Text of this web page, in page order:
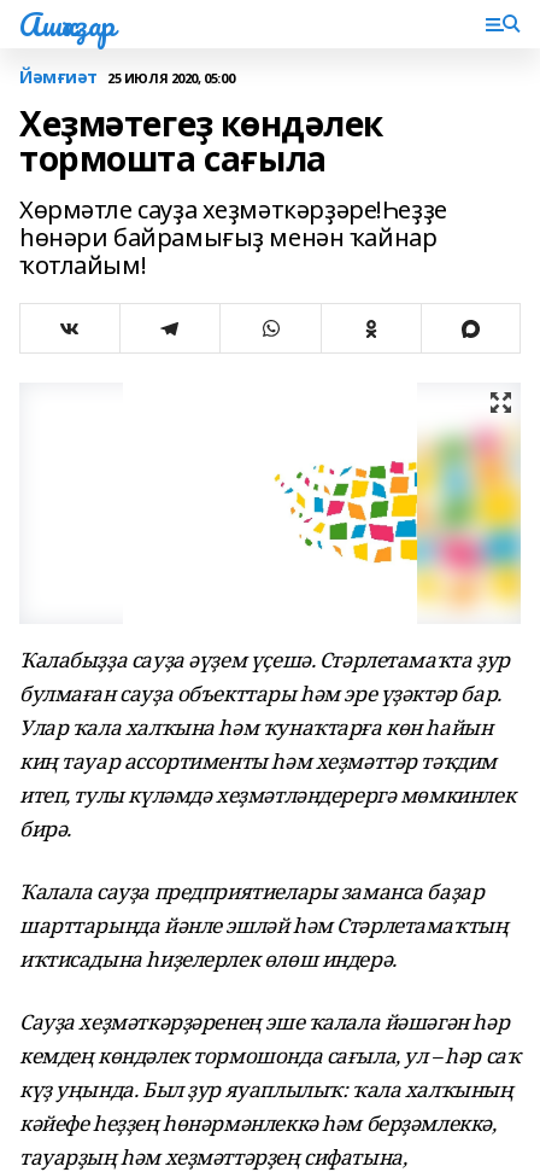
Ашҡаҙар
Йәмғиәт 25 ИЮЛЯ 2020, 05:00
Хеҙмәтегеҙ көндәлек
тормошта сағыла
Хөрмәтле сауҙа хеҙмәткәрҙәре!Һеҙҙе
һөнәри байрамығыҙ менән ҡайнар
ҡотлайым!
Ҡалабыҙҙа сауҙа әүҙем үҫешә. Стәрлетамаҡта ҙур
булмаған сауҙа объекттары һәм эре үҙәктәр бар.
Улар ҡала халҡына һәм ҡунаҡтарға көн һайын
киң тауар ассортименты һәм хеҙмәттәр тәҡдим
итеп, тулы күләмдә хеҙмәтләндерергә мөмкинлек
бирә.
Ҡалала сауҙа предприятиелары заманса баҙар
шарттарында йәнле эшләй һәм Стәрлетамаҡтың
иҡтисадына һиҙелерлек өлөш индерә.
Сауҙа хеҙмәткәрҙәренең эше ҡалала йәшәгән һәр
кемдең көндәлек тормошонда сағыла, ул – һәр саҡ
күҙ уңында. Был ҙур яуаплылыҡ: ҡала халҡының
кәйефе һеҙҙең һөнәрмәнлеккә һәм берҙәмлеккә,
тауарҙың һәм хеҙмәттәрҙең сифатына,